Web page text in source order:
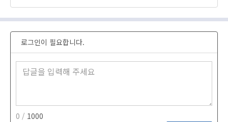
로그인이 필요합니다.
0 / 1000